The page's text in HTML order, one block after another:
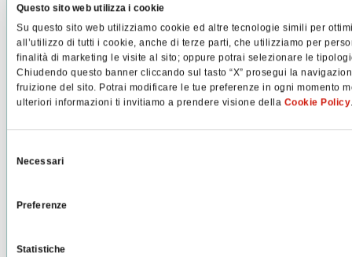
Questo sito web utilizza i cookie
Su questo sito web utilizziamo cookie ed altre tecnologie simili per
all’utilizzo di tutti i cookie, anche di terze parti, che utilizziamo per
finalità di marketing le visite al sito; oppure potrai selezionare le
Chiudendo questo banner cliccando sul tasto “X” prosegui la
fruizione del sito. Potrai modificare le tue preferenze in ogni momento
ulteriori informazioni ti invitiamo a prendere visione della Cookie Policy
delNecessari
Preferenze
Statistiche